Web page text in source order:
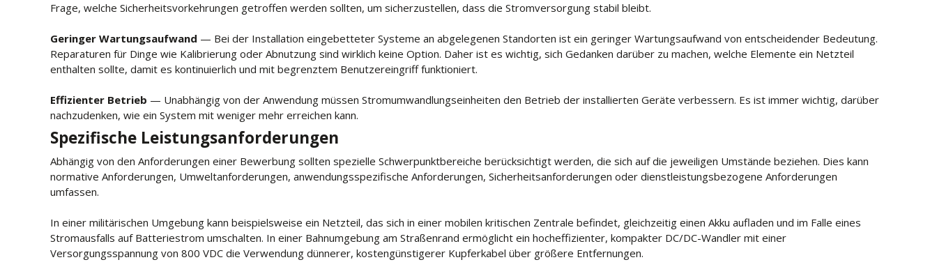
Frage, welche Sicherheitsvorkehrungen getroffen werden sollten, um sicherzustellen, dass die Stromversorgung stabil bleibt.
Geringer Wartungsaufwand — Bei der Installation eingebetteter Systeme an abgelegenen Standorten ist ein geringer Wartungsaufwand von entscheidender Bedeutung.
Reparaturen für Dinge wie Kalibrierung oder Abnutzung sind wirklich keine Option. Daher ist es wichtig, sich Gedanken darüber zu machen, welche Elemente ein Netzteil
enthalten sollte, damit es kontinuierlich und mit begrenztem Benutzereingriff funktioniert.
Effizienter Betrieb — Unabhängig von der Anwendung müssen Stromumwandlungseinheiten den Betrieb der installierten Geräte verbessern. Es ist immer wichtig, darüber
nachzudenken, wie ein System mit weniger mehr erreichen kann.
Spezifische Leistungsanforderungen
Abhängig von den Anforderungen einer Bewerbung sollten spezielle Schwerpunktbereiche berücksichtigt werden, die sich auf die jeweiligen Umstände beziehen. Dies kann
normative Anforderungen, Umweltanforderungen, anwendungsspezifische Anforderungen, Sicherheitsanforderungen oder dienstleistungsbezogene Anforderungen
umfassen.
In einer militärischen Umgebung kann beispielsweise ein Netzteil, das sich in einer mobilen kritischen Zentrale befindet, gleichzeitig einen Akku aufladen und im Falle eines
Stromausfalls auf Batteriestrom umschalten. In einer Bahnumgebung am Straßenrand ermöglicht ein hocheffizienter, kompakter DC/DC-Wandler mit einer
Versorgungsspannung von 800 VDC die Verwendung dünnerer, kostengünstigerer Kupferkabel über größere Entfernungen.